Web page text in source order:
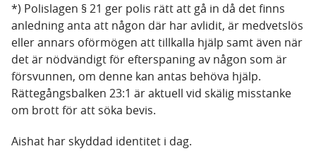
*) Polislagen § 21 ger polis rätt att gå in då det finns
anledning anta att någon där har avlidit, är medvetslös
eller annars oförmögen att tillkalla hjälp samt även när
det är nödvändigt för efterspaning av någon som är
försvunnen, om denne kan antas behöva hjälp.
Rättegångsbalken 23:1 är aktuell vid skälig misstanke
om brott för att söka bevis.
Aishat har skyddad identitet i dag.